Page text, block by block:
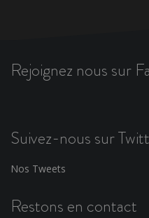
Rejoignez nous sur
Suivez-nous sur
Nos Tweets
Restons en contact